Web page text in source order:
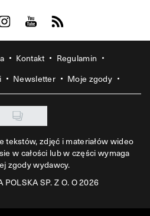
Facebook
us on Instagram
Visit us on Youtube
Visit us on Rss
Kontakt
Regulamin
Newsletter Moje zgody
tekstów, zdjęć i materiałów wideo
w całości lub w części wymaga
zgody wydawcy.
SP. Z O. O 2026